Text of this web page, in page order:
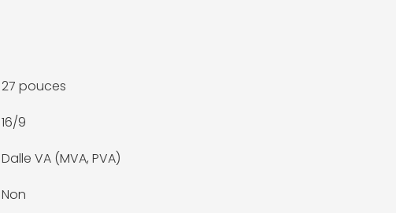
27 pouces
16/9
Dalle VA (MVA, PVA)
Non